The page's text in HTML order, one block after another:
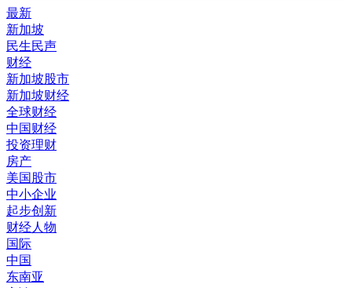
最新
新加坡
民生民声
财经
新加坡股市
新加坡财经
全球财经
中国财经
投资理财
房产
美国股市
中小企业
起步创新
财经人物
国际
中国
东南亚